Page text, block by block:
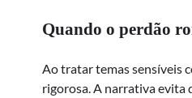
Quando o perdão
Ao tratar temas sensíveis
rigorosa. A narrativa evita